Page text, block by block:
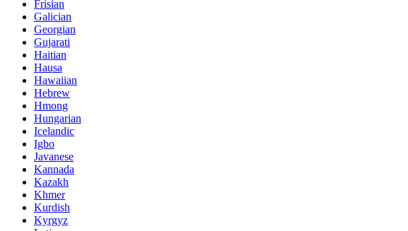
Frisian
Galician
Georgian
Gujarati
Haitian
Hausa
Hawaiian
Hebrew
Hmong
Hungarian
Icelandic
Igbo
Javanese
Kannada
Kazakh
Khmer
Kurdish
Kyrgyz